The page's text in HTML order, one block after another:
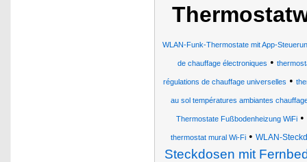
WLAN-Funk-Thermostate mit App-
de chauffage électroniques •
régulations de chauffage universelles •
au sol températures ambiantes
Thermostate Fußbodenheizung WiFi •
thermostat mural Wi-Fi• WLAN-
Steckdosen mit